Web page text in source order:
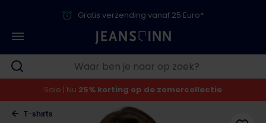
Gratis verzending vanaf 25 Euro*
Sale | Nu 25% korting op de zomercollectie
T-shirts